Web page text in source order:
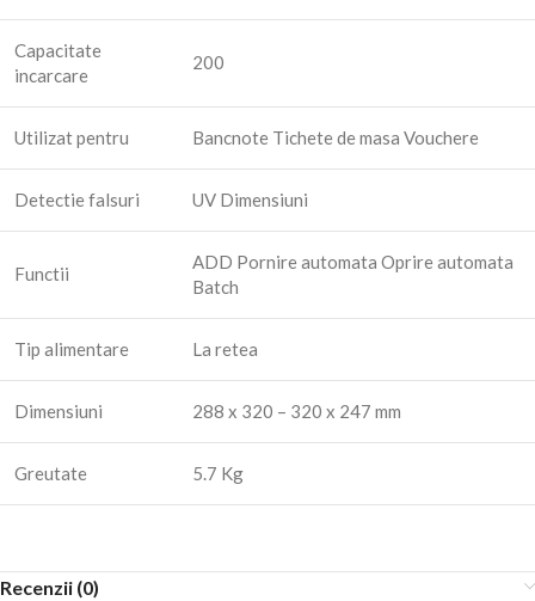
Capacitate
incarcare
200
Utilizat pentru Bancnote Tichete de masa Vouchere
Detectie falsuri UV Dimensiuni
Functii
ADD Pornire automata Oprire automata
Batch
Tip alimentare La retea
Dimensiuni 288 x 320 – 320 x 247 mm
Greutate 5.7 Kg
Recenzii (0)